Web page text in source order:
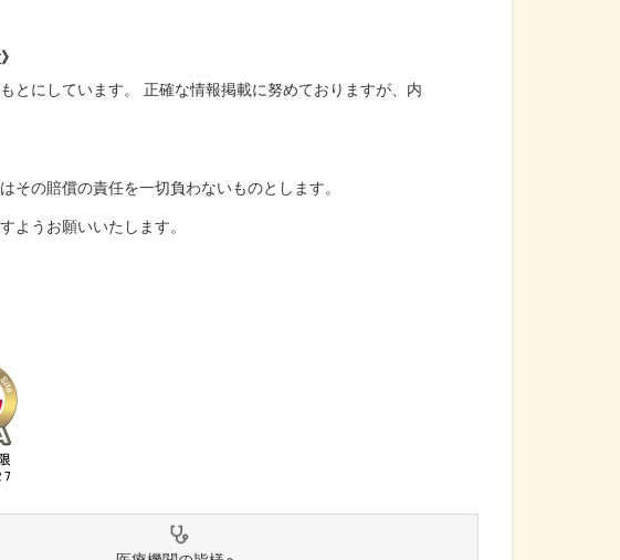
とにしています。 正確な情報掲載に努めておりますが、内
その賠償の責任を一切負わないものとします。
ようお願いいたします。